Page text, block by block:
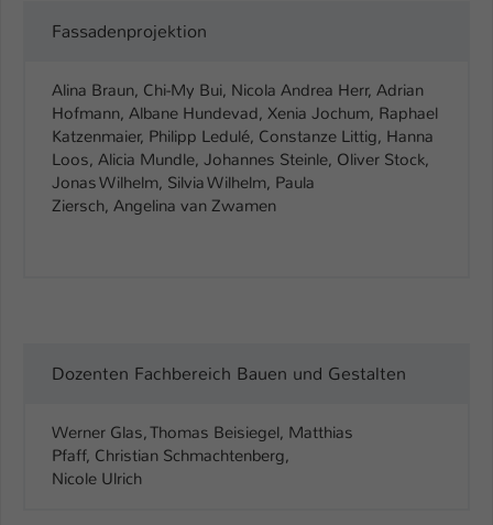
Fassadenprojektion
Alina Braun, Chi-My Bui, Nicola Andrea Herr, Adrian
Hofmann, Albane Hundevad, Xenia Jochum, Raphael
Katzenmaier, Philipp Ledulé, Constanze Littig, Hanna
Loos, Alicia Mundle, Johannes Steinle, Oliver Stock,
Jonas Wilhelm, Silvia Wilhelm, Paula
Ziersch, Angelina van Zwamen
Dozenten Fachbereich Bauen und Gestalten
Werner Glas, Thomas Beisiegel, Matthias
Pfaff, Christian Schmachtenberg,
Nicole Ulrich